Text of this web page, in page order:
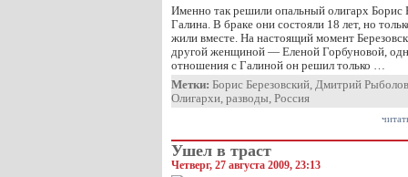
Именно так решили опальный олигарх Борис
Галина. В браке они состояли 18 лет, но
жили вместе. На настоящий момент
другой женщиной — Еленой Горбуновой,
отношения с Галиной он решил только …
Метки: Борис Березовский, Дмитрий
Олигархи, разводы, Россия
Ушел в траст
Четверг, 27 августа 2009, 23:13